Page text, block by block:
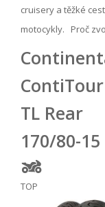
cruisery a těžké
motocykly. Proč
TL Rear
170/80-15
TOP